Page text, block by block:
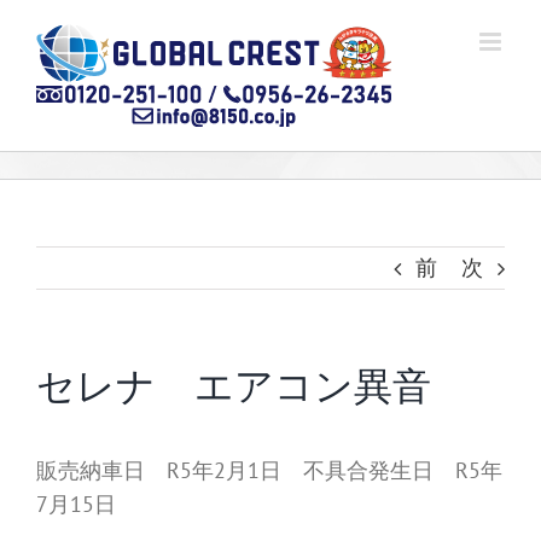
content
前 次
セレナ エアコン異音
販売納車日 R5年2月1日 不具合発生日 R5年
7月15日